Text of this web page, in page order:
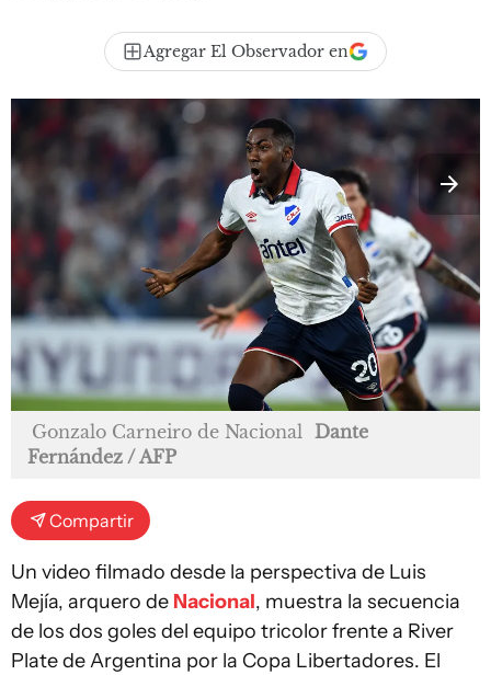
Agregar El Observador en
Gonzalo Carneiro de Nacional
Dante
Fernández / AFP
Compartir
Un video filmado desde la perspectiva de Luis
Mejía, arquero de Nacional, muestra la secuencia
de los dos goles del equipo tricolor frente a River
Plate de Argentina por la Copa Libertadores. El